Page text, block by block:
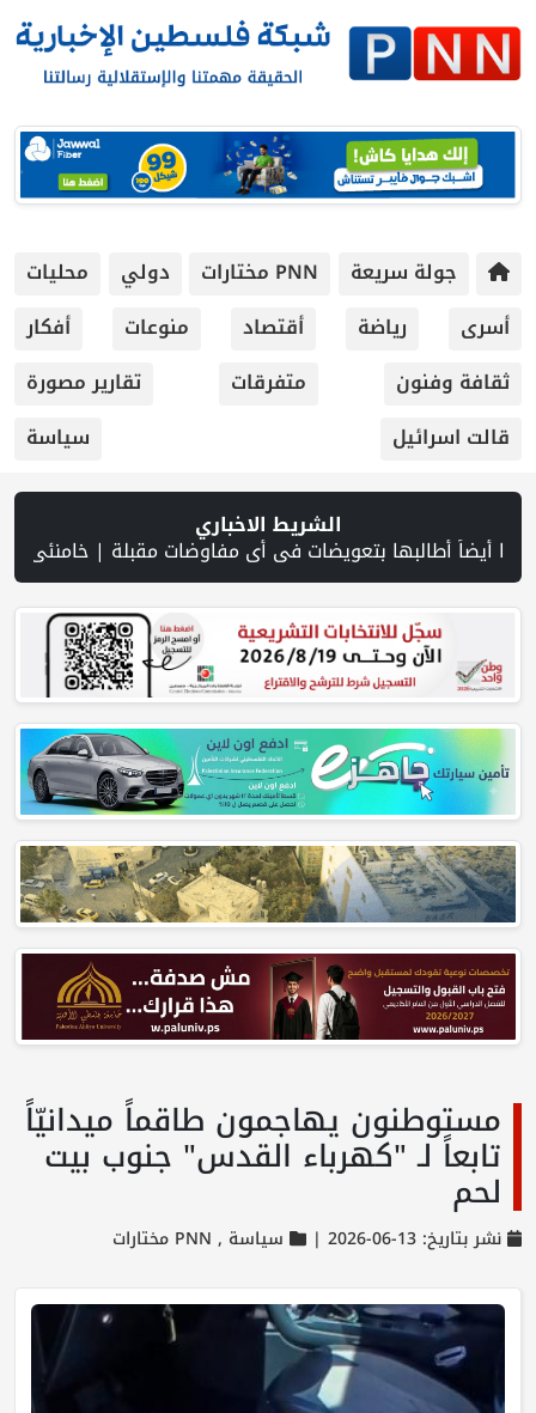
جولة سريعة PNN مختارات دولي
محليات
أسرى
رياضة أقتصاد منوعات
أفكار
ثقافة وفنون
متفرقات
تقارير مصورة
قالت اسرائيل
سياسة
الشريط الاخباري
| مستعمرون يجرفون أراضي في قرية سالم شرق نابلس | مستعمرون يعتدون على مواطنين وممتلكاتهم في الأغوار الشمالية |
مستوطنون يهاجمون طاقماً ميدانيّاً
تابعاً لـ "كهرباء القدس" جنوب بيت
لحم
نشر بتاريخ: 13-06-2026 | سياسة , PNN مختارات